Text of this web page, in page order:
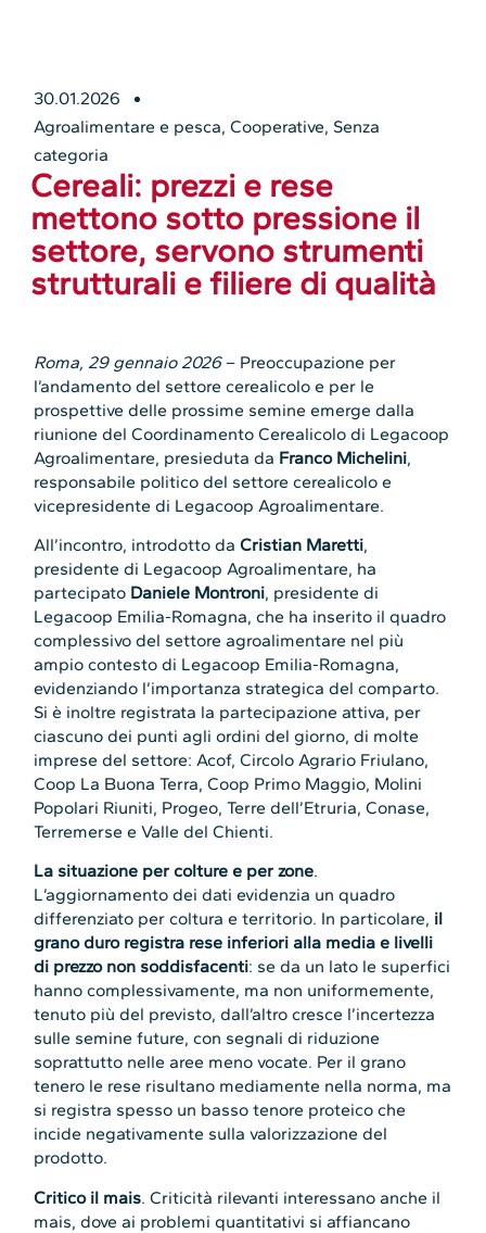
30.01.2026
Agroalimentare e pesca,Cooperative, Senza
categoria
Cereali: prezzi e rese
mettono sotto pressione il
settore, servono strumenti
strutturali e filiere di qualità
Roma, 29 gennaio 2026– Preoccupazione per
l’andamento del settore cerealicolo e per le
prospettive delle prossime semine emerge dalla
riunione del Coordinamento Cerealicolo di Legacoop
Agroalimentare, presieduta da Franco Michelini,
responsabile politico del settore cerealicolo e
vicepresidente di Legacoop Agroalimentare.
All’incontro, introdotto daCristian Maretti,
presidente di Legacoop Agroalimentare, ha
partecipato Daniele Montroni, presidente di
Legacoop Emilia-Romagna, che ha inserito il quadro
complessivo del settore agroalimentare nel più
ampio contesto di Legacoop Emilia-Romagna,
evidenziando l’importanza strategica del comparto.
Si è inoltre registrata la partecipazione attiva, per
ciascuno dei punti agli ordini del giorno, di molte
imprese del settore: Acof, Circolo Agrario Friulano,
Coop La Buona Terra, Coop Primo Maggio, Molini
Popolari Riuniti, Progeo, Terre dell’Etruria, Conase,
Terremerse e Valle del Chienti.
La situazione per colture e per zone.
L’aggiornamento dei dati evidenzia un quadro
differenziato per coltura e territorio. In particolare, il
grano duro registra rese inferiori alla media e livelli
di prezzo non soddisfacenti: se da un lato le superfici
hanno complessivamente, ma non uniformemente,
tenuto più del previsto, dall’altro cresce l’incertezza
sulle semine future, con segnali di riduzione
soprattutto nelle aree meno vocate. Per il grano
tenero le rese risultano mediamente nella norma, ma
si registra spesso un basso tenore proteico che
incide negativamente sulla valorizzazione del
prodotto.
Critico il mais. Criticità rilevanti interessano anche il
mais, dove ai problemi quantitativi si affiancano